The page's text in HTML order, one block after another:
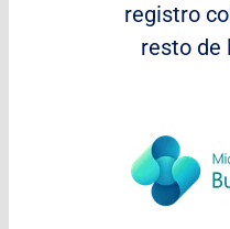
registro
resto de